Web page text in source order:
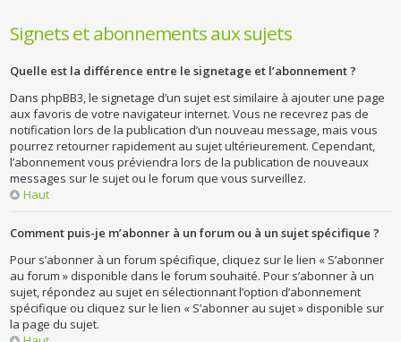
Signets et abonnements aux sujets
Quelle est la différence entre le signetage et l’abonnement ?
Dans phpBB3, le signetage d’un sujet est similaire à ajouter une page
aux favoris de votre navigateur internet. Vous ne recevrez pas de
notification lors de la publication d’un nouveau message, mais vous
pourrez retourner rapidement au sujet ultérieurement. Cependant,
l’abonnement vous préviendra lors de la publication de nouveaux
messages sur le sujet ou le forum que vous surveillez.
Haut
Comment puis-je m’abonner à un forum ou à un sujet spécifique ?
Pour s’abonner à un forum spécifique, cliquez sur le lien « S’abonner
au forum » disponible dans le forum souhaité. Pour s’abonner à un
sujet, répondez au sujet en sélectionnant l’option d’abonnement
spécifique ou cliquez sur le lien « S’abonner au sujet » disponible sur
la page du sujet.